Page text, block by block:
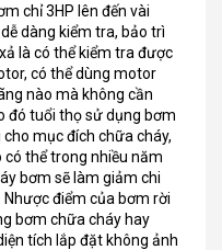
chỉ 3HP lên đến vài
dàng kiểm tra, bảo trì
là có thể kiểm tra được
có thể dùng motor
nào mà không cần
đó tuổi thọ sử dụng bơm
mục đích chữa cháy,
có thể trong nhiều năm
bơm sẽ làm giảm chi
điểm của bơm rời
bơm chữa cháy hay
tích lắp đặt không ảnh